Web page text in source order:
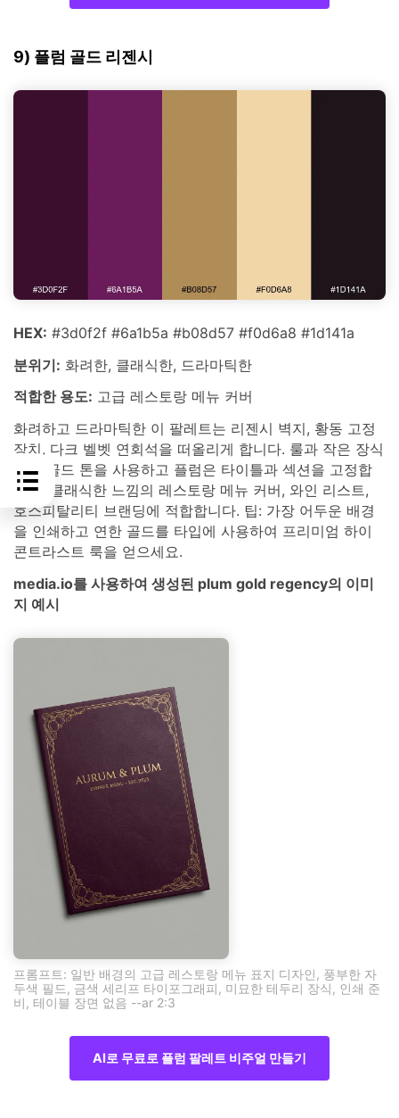
9) 플럼 골드 리젠시
HEX: #3d0f2f #6a1b5a #b08d57 #f0d6a8 #1d141a
분위기: 화려한, 클래식한, 드라마틱한
적합한 용도: 고급 레스토랑 메뉴 커버
화려하고 드라마틱한 이 팔레트는 리젠시 벽지, 황동 고정
장치, 다크 벨벳 연회석을 떠올리게 합니다. 룰과 작은 장식
에는 골드 톤을 사용하고 플럼은 타이틀과 섹션을 고정합
니다. 클래식한 느낌의 레스토랑 메뉴 커버, 와인 리스트,
호스피탈리티 브랜딩에 적합합니다. 팁: 가장 어두운 배경
을 인쇄하고 연한 골드를 타입에 사용하여 프리미엄 하이
콘트라스트 룩을 얻으세요.
media.io를 사용하여 생성된 plum gold regency의 이미
지 예시
프롬프트: 일반 배경의 고급 레스토랑 메뉴 표지 디자인, 풍부한 자
두색 필드, 금색 세리프 타이포그래피, 미묘한 테두리 장식, 인쇄 준
비, 테이블 장면 없음 --ar 2:3
AI로 무료로 플럼 팔레트 비주얼 만들기